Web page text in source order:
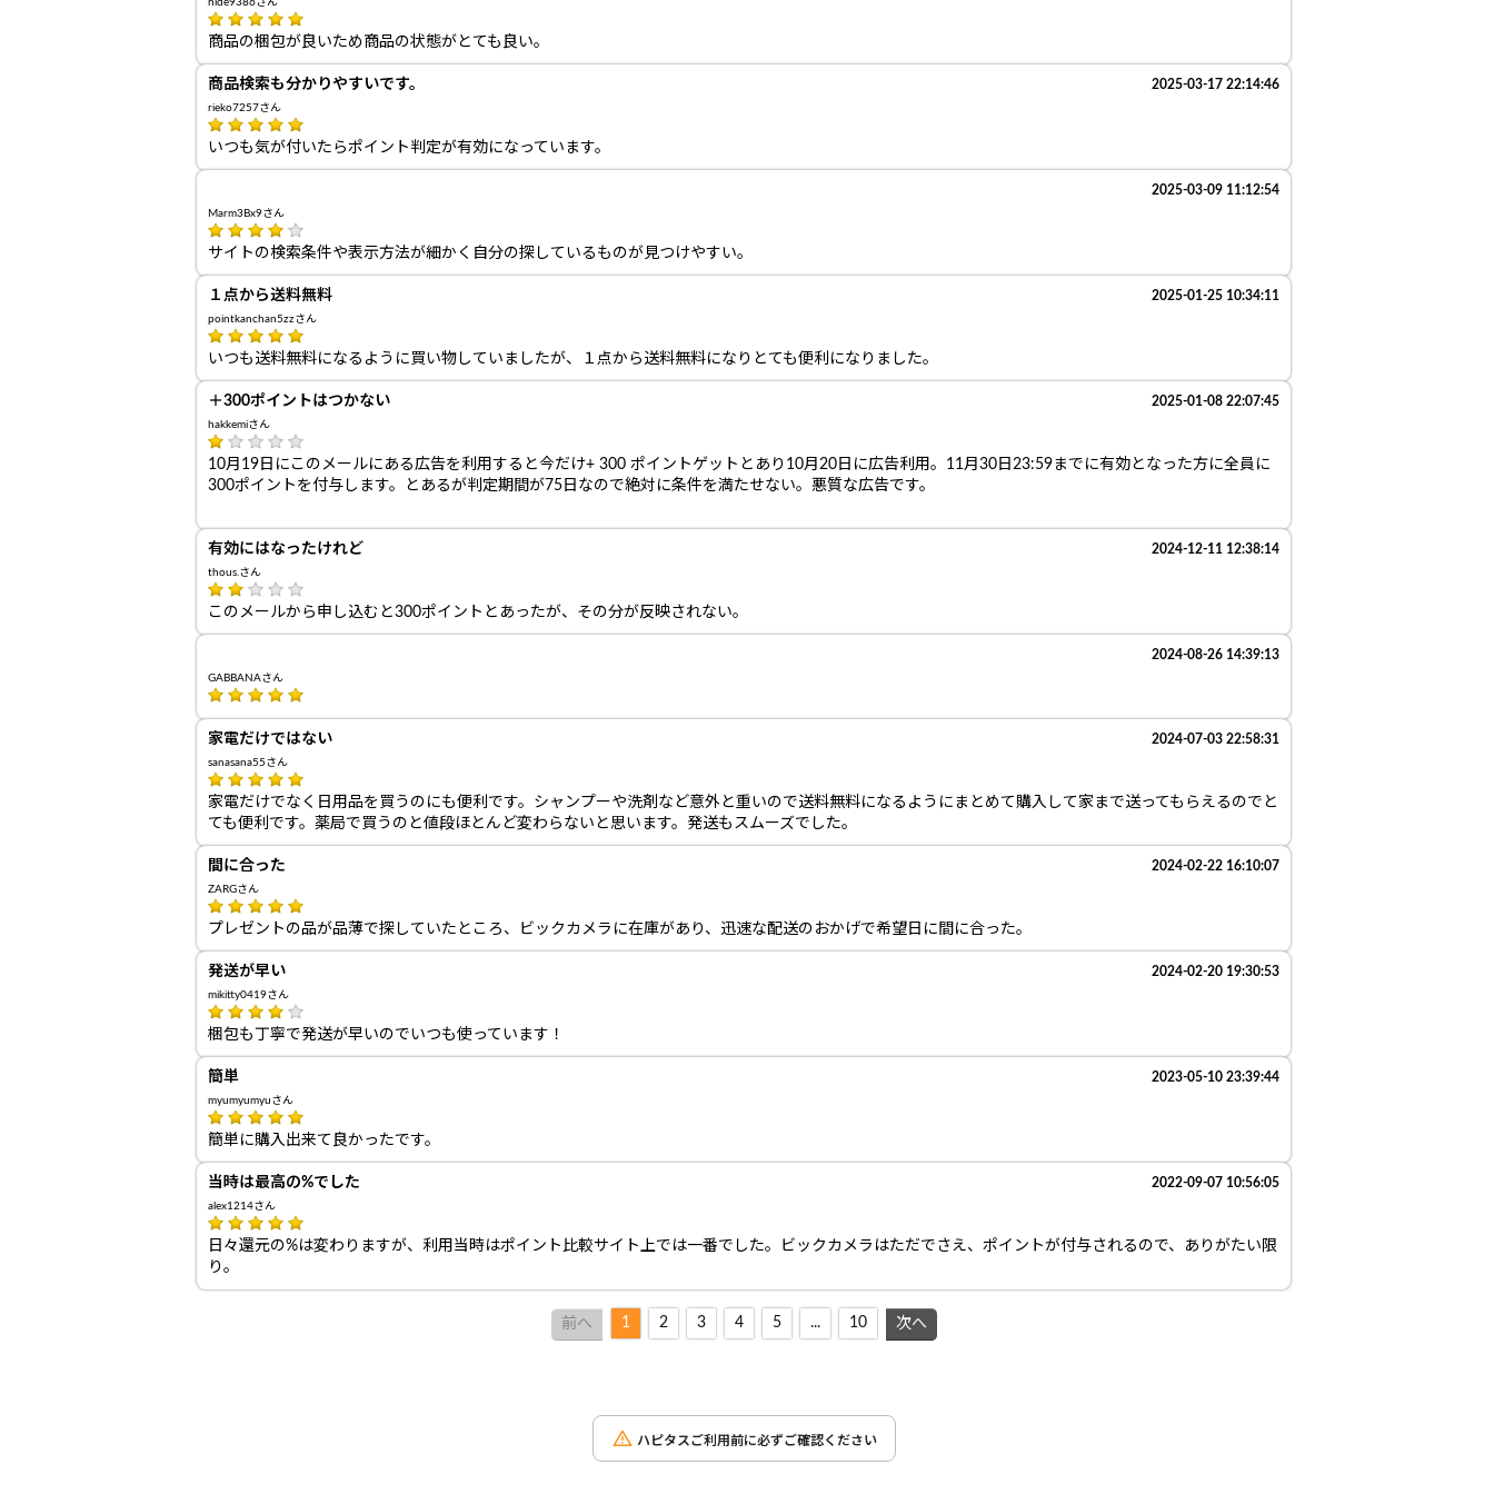
hide9386さん
商品の梱包が良いため商品の状態がとても良い。
商品検索も分かりやすいです。 2025-03-17 22:14:46
rieko7257さん
いつも気が付いたらポイント判定が有効になっています。
2025-03-09 11:12:54
Marm3Bx9さん
サイトの検索条件や表示方法が細かく自分の探しているものが見つけやすい。
１点から送料無料 2025-01-25 10:34:11
pointkanchan5zzさん
いつも送料無料になるように買い物していましたが、１点から送料無料になりとても便利になりました。
＋300ポイントはつかない 2025-01-08 22:07:45
hakkemiさん
10月19日にこのメールにある広告を利用すると今だけ+ 300 ポイントゲットとあり10月20日に広告利用。11月30日23:59までに有効となった方に全員に
300ポイントを付与します。とあるが判定期間が75日なので絶対に条件を満たせない。悪質な広告です。
有効にはなったけれど 2024-12-11 12:38:14
thous.さん
このメールから申し込むと300ポイントとあったが、その分が反映されない。
2024-08-26 14:39:13
GABBANAさん
家電だけではない 2024-07-03 22:58:31
sanasana55さん
家電だけでなく日用品を買うのにも便利です。シャンプーや洗剤など意外と重いので送料無料になるようにまとめて購入して家まで送ってもらえるのでと
ても便利です。薬局で買うのと値段ほとんど変わらないと思います。発送もスムーズでした。
間に合った 2024-02-22 16:10:07
ZARGさん
プレゼントの品が品薄で探していたところ、ビックカメラに在庫があり、迅速な配送のおかげで希望日に間に合った。
発送が早い 2024-02-20 19:30:53
mikitty0419さん
梱包も丁寧で発送が早いのでいつも使っています！
簡単 2023-05-10 23:39:44
myumyumyuさん
簡単に購入出来て良かったです。
当時は最高の%でした 2022-09-07 10:56:05
alex1214さん
日々還元の%は変わりますが、利用当時はポイント比較サイト上では一番でした。ビックカメラはただでさえ、ポイントが付与されるので、ありがたい限
り。
前へ 1 2 3 4 5 ... 10 次へ
ハピタスご利用前に必ずご確認ください